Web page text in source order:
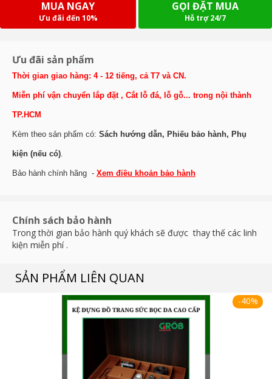
MUA NGAY
Ưu đãi đến 10%
GỌI ĐẶT MUA
Hỗ trợ 24/7
Ưu đãi sản phẩm
Thời gian giao hàng: 4 - 12 tiếng, cả T7 và CN.
Miễn phí vận chuyển lắp đặt , Cắt lỗ đá, lỗ gỗ... trong nội thành
TP.HCM
Kèm theo sản phẩm có: Sách hướng dẫn, Phiếu bảo hành, Phụ
kiện (nếu có).
Bảo hành chính hãng - Xem điều khoản bảo hành
Chính sách bảo hành
Trong thời gian bảo hành quý khách sẽ được thay thế các linh
kiện miễn phí .
SẢN PHẨM LIÊN QUAN
-40%